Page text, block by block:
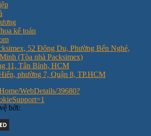
kế toán
52 Đông Du, Phường Bến Nghé,
(Tòa nhà Packsimex)
11, Tân Bình, HCM
phường 7, Quận 8, TP.HCM
bởi: